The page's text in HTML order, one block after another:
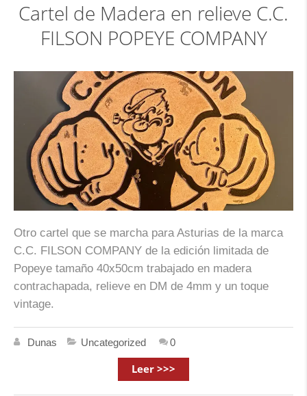
Cartel de Madera en relieve C.C.
FILSON POPEYE COMPANY
Otro cartel que se marcha para Asturias de la marca
C.C. FILSON COMPANY de la edición limitada de
Popeye tamaño 40x50cm trabajado en madera
contrachapada, relieve en DM de 4mm y un toque
vintage.
Dunas Uncategorized 0
Leer >>>